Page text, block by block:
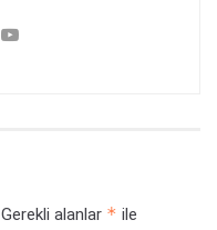
Gerekli alanlar * ile